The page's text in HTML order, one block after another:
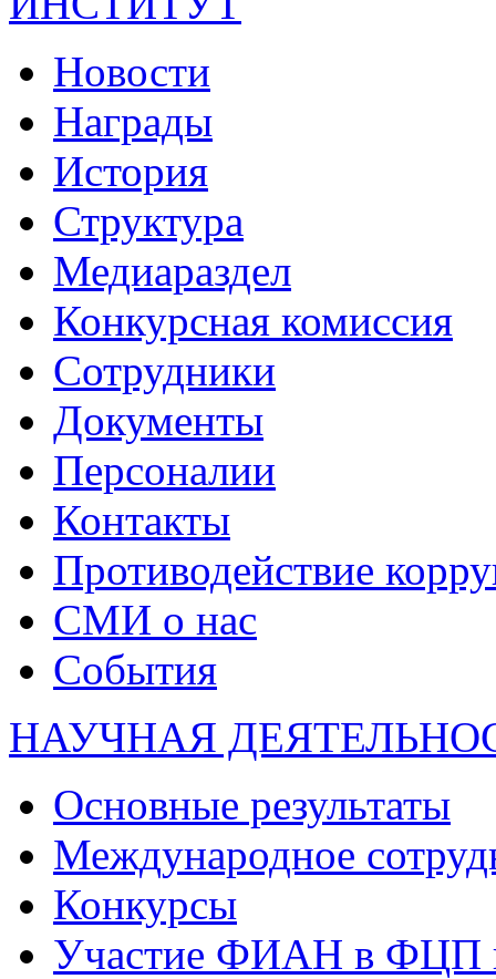
Новости
Награды
История
Структура
Медиараздел
Конкурсная комиссия
Сотрудники
Документы
Персоналии
Контакты
Противодействие
СМИ о нас
События
НАУЧНАЯ
Основные результаты
Международное
Конкурсы
Участие ФИАН в ФЦП